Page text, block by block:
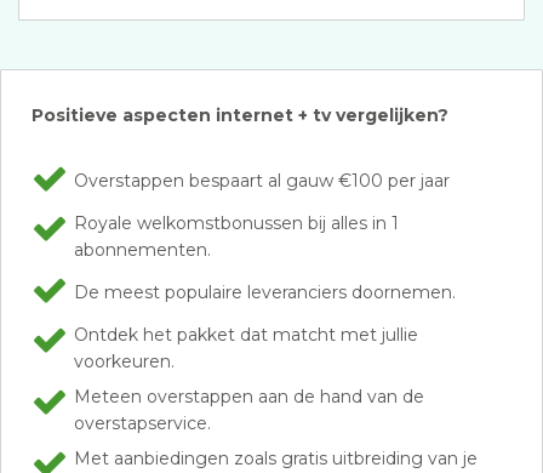
Positieve aspecten internet + tv vergelijken?
Overstappen bespaart al gauw €100 per jaar
Royale welkomstbonussen bij alles in 1
abonnementen.
De meest populaire leveranciers doornemen.
Ontdek het pakket dat matcht met jullie
voorkeuren.
Meteen overstappen aan de hand van de
overstapservice.
Met aanbiedingen zoals gratis uitbreiding van je